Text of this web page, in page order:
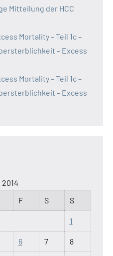
Mitteilung der HCC
Mortality – Teil 1c –
– Excess
Mortality – Teil 1c –
– Excess
F S S
1
6 7 8